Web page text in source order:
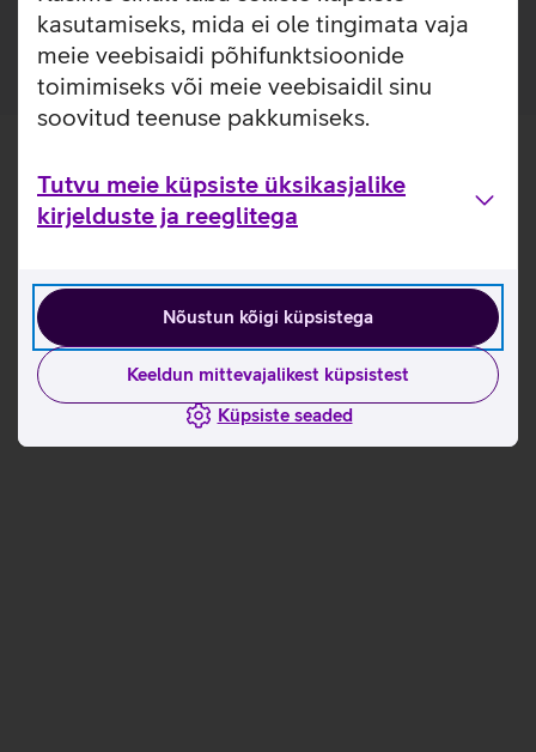
kasutamiseks, mida ei ole tingimata vaja
meie veebisaidi põhifunktsioonide
toimimiseks või meie veebisaidil sinu
soovitud teenuse pakkumiseks.
Tutvu meie küpsiste üksikasjalike
kirjelduste ja reeglitega
Nõustun kõigi küpsistega
Keeldun mittevajalikest küpsistest
Küpsiste seaded